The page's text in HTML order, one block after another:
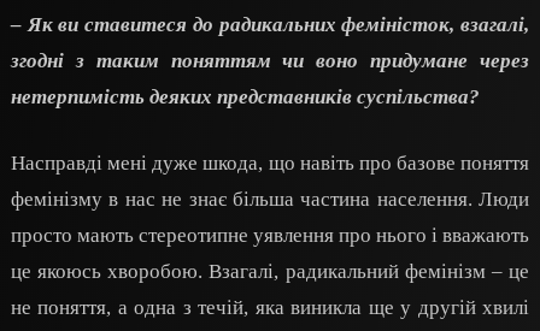
– Як ви ставитеся до радикальних феміністок, взагалі,
згодні з таким поняттям чи воно придумане через
нетерпимість деяких представників суспільства?
Насправді мені дуже шкода, що навіть про базове поняття
фемінізму в нас не знає більша частина населення. Люди
просто мають стереотипне уявлення про нього і вважають
це якоюсь хворобою. Взагалі, радикальний фемінізм – це
не поняття, а одна з течій, яка виникла ще у другій хвилі